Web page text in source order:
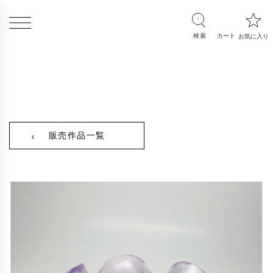
販売作品一覧